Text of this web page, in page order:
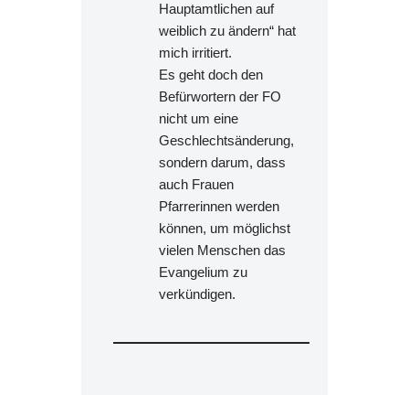
Hauptamtlichen auf
weiblich zu ändern“ hat
mich irritiert.
Es geht doch den
Befürwortern der FO
nicht um eine
Geschlechtsänderung,
sondern darum, dass
auch Frauen
Pfarrerinnen werden
können, um möglichst
vielen Menschen das
Evangelium zu
verkündigen.